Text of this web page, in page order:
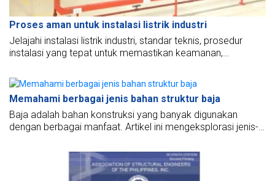
Proses aman untuk instalasi listrik industri
Jelajahi instalasi listrik industri, standar teknis, prosedur
instalasi yang tepat untuk memastikan keamanan,
Memahami berbagai jenis bahan struktur baja
Baja adalah bahan konstruksi yang banyak digunakan
dengan berbagai manfaat. Artikel ini mengeksplorasi jenis-